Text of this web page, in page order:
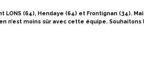
LONS (64), Hendaye (64) et Frontignan
n’est moins sûr avec cette équipe. Souhaitons